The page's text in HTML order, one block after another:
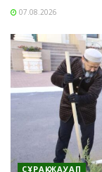
07.08.2026
СҰРАҚ-ЖАУАП